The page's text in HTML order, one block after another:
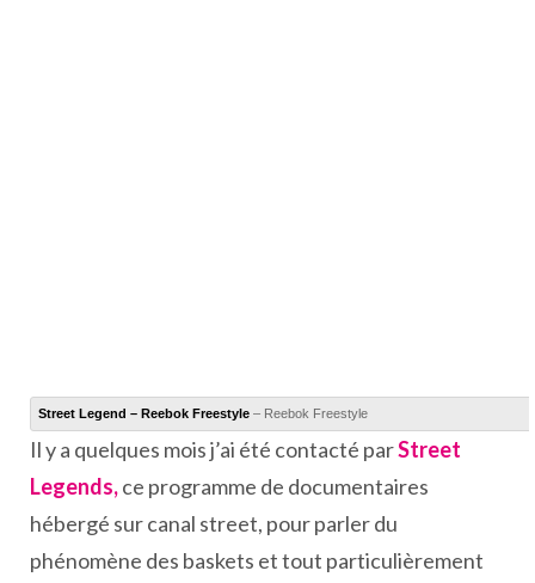
Street Legend – Reebok Freestyle – Reebok Freestyle
Il y a quelques mois j’ai été contacté parStreet
Legends,ce programme de documentaires
hébergé sur canal street, pour parler du
phénomène des baskets et tout particulièrement